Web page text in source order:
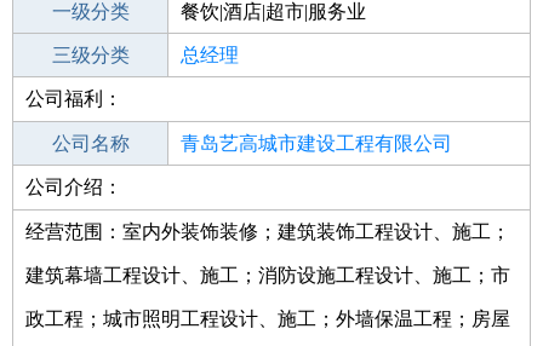
一级分类 餐饮|酒店|超市|服务业
二级分类 酒店
三级分类 总经理
其他行业
公司福利：
公司名称 青岛艺高城市建设工程有限公司
公司类型
公司介绍：
经营范围：室内外装饰装修；建筑装饰工程设计、施工；
建筑幕墙工程设计、施工；消防设施工程设计、施工；市
政工程；城市照明工程设计、施工；外墙保温工程；房屋